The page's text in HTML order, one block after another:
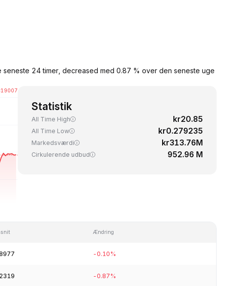
24 timer, decreased med 0.87 % over den seneste uge
Statistik
All Time High kr20.85
All Time Low kr0.279235
Markedsværdi kr313.76M
Cirkulerende udbud 952.96 M
Ændring
-0.10%
-0.87%